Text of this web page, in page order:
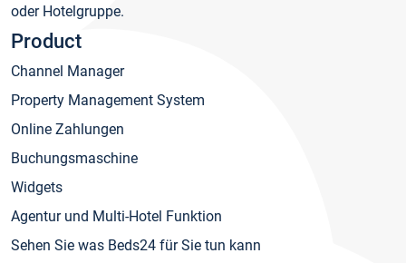
oder Hotelgruppe.
Product
Channel Manager
Property Management System
Online Zahlungen
Buchungsmaschine
Widgets
Agentur und Multi-Hotel Funktion
Sehen Sie was Beds24 für Sie tun kann